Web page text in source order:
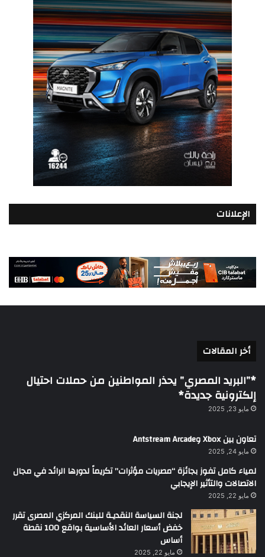
الإعلانات
أخر المقالات
*”البريد المصري” يحذر المواطنين من حملات احتيال
إلكترونية جديدة*
مايو 23, 2025
تعاون بين Xbox وAntstream Arcade
مايو 24, 2025
لمياء كامل تفوز بجائزة “مصريات مؤثرات” تكريماً لدورها الرائد في مجال
الاتصالات والتأثير الإيجابي
مايو 22, 2025
لجنة السياسة النقديـة للبنك المركزي المصرى تقرر
خفض أسعار العائد الأساسية بواقع 100 نقطة
أساس
مايو 22, 2025